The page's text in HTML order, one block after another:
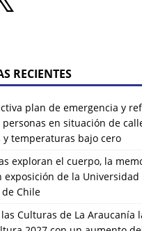
RECIENTES
plan de emergencia y
en situación de
y temperaturas bajo cero
exploran el cuerpo, la
exposición de la Universidad
Chile
Culturas de La Araucanía